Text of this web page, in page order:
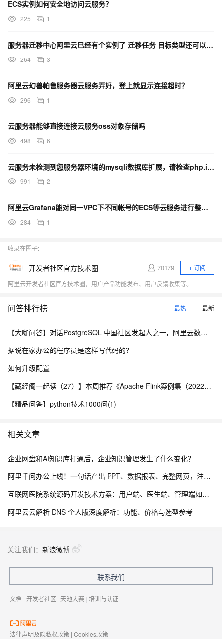
ECS实例如何安全地访问云服务？
225 1
服务器迁移中心阿里云已经有个实例了 迁移任务 目标类型还可以选择云服务镜像 创建新的实例吗 ？
264 3
阿里云幻兽帕鲁服务器云服务弄好，登上就显示连接超时？
296 1
云服务器能够直接连接云服务oss对象存储吗
498 6
云服务未检测到您服务器环境的mysqli数据库扩展，请检查php.ini中是否已经开启该扩展！
991 2
阿里云Grafana能对同一VPC下不同帐号的ECS等云服务进行整合监控吗？
284 1
收录在圈子:
开发者社区官方技术圈 70179
+ 订阅
阿里云开发者社区官方技术圈，用户产品功能发布、用户反馈收集等。
问答排行榜 最热 最新
【大咖问答】对话PostgreSQL 中国社区发起人之一，阿里云数据库高级专家 德哥
据说在家办公的程序员是这样写代码的？
如何升级配置
【藏经阁一起读（27）】本周推荐《Apache Flink案例集（2022版）》，你有哪些心得？
【精品问答】python技术1000问(1)
相关文章
企业网盘和AI知识库打通后，企业知识管理发生了什么变化？
阿里千问办公上线！一句话产出 PPT、数据报表、完整网页，注册送2000积分
互联网医院系统源码开发技术方案：用户端、医生端、管理端如何实现三端协同？
阿里云云解析 DNS 个人版深度解析：功能、价格与选型参考
关注我们： 新浪微博
联系我们
文档 | 开发者社区 | 天池大赛 | 培训与认证
法律声明及隐私权政策 | Cookies政策